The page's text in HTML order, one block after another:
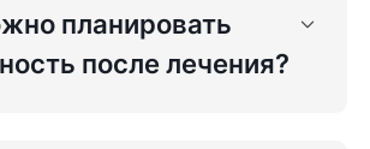
планировать
после лечения?